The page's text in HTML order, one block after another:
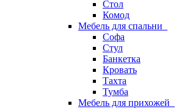
Стол
Комод
Мебель для спальни
Софа
Стул
Банкетка
Кровать
Тахта
Тумба
Мебель для прихожей